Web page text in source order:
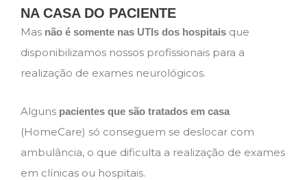
NA CASA DO PACIENTE
Mas não é somente nas UTIs dos hospitais que
disponibilizamos nossos profissionais para a
realização de exames neurológicos.
Alguns pacientes que são tratados em casa
(HomeCare) só conseguem se deslocar com
ambulância, o que dificulta a realização de exames
em clínicas ou hospitais.